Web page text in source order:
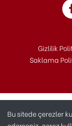
Gizlilik
Saklama
Bu sitede çerezler